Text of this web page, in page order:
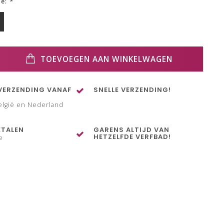
TOEVOEGEN AAN WINKELWAGEN
VANAF
en Nederland
SNELLE VERZENDING!
GARENS ALTIJD VAN
HETZELFDE VERFBAD!